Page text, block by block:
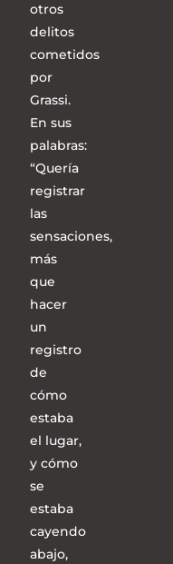
otros
delitos
cometidos
por
Grassi.
En sus
palabras:
“Quería
registrar
las
sensaciones,
más
que
hacer
un
registro
de
cómo
estaba
el lugar,
y cómo
se
estaba
cayendo
abajo,